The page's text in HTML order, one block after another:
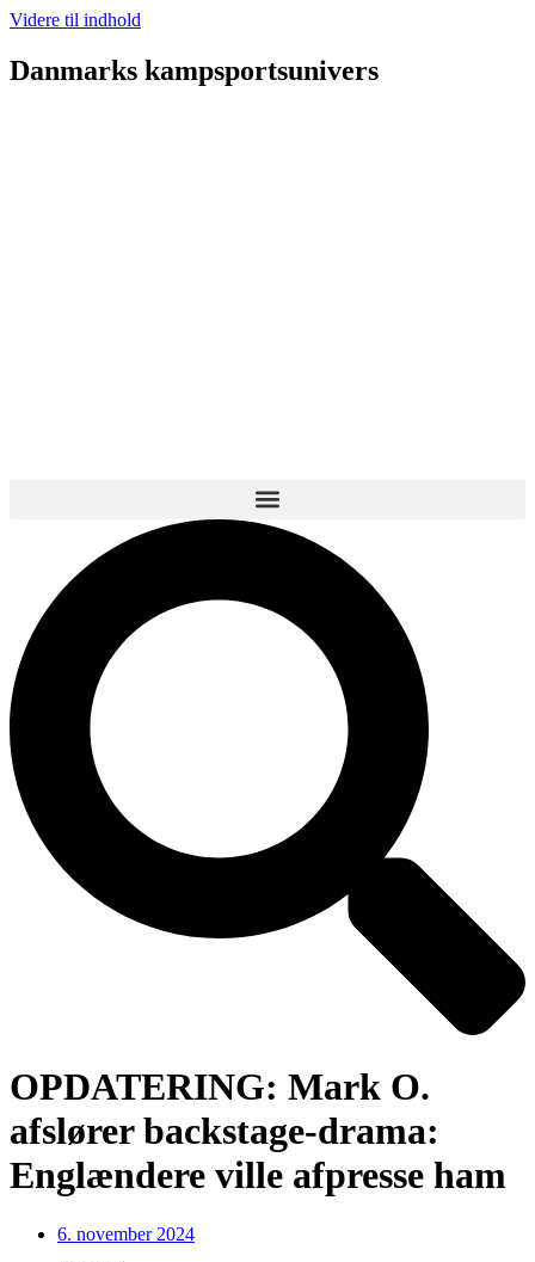
Videre til indhold
Danmarks kampsportsunivers
OPDATERING: Mark O.
afslører backstage-drama:
Englændere ville afpresse ham
6. november 2024